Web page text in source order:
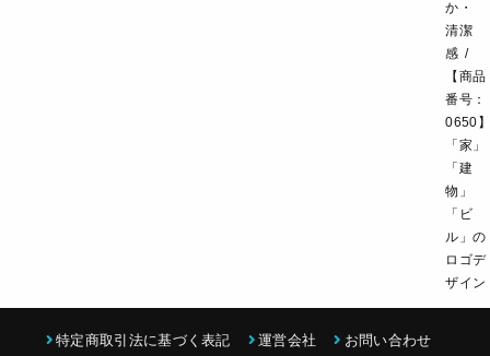
か・
清潔
感
【商品
番号：
0650】
「家」
「建
物」
「ビ
ル」の
ロゴデ
ザイン
特定商取引法に基づく表記 運営会社 お問い合わせ